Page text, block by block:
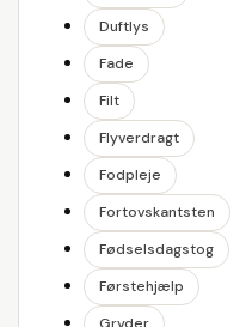
Duftlys
Fade
Filt
Flyverdragt
Fodpleje
Fortovskantsten
Fødselsdagstog
Førstehjælp